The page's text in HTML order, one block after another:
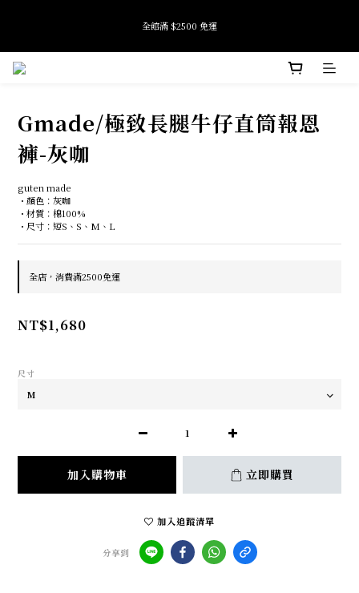
加入會員即享首購禮金 $100元
45
0
28
3
5
3
5
4
7
5
0
8
3
2
全館滿 $2500 免運
Gmade/極致長腿牛仔直筒報恩
褲-灰咖
guten made
・顏色：灰咖
・材質：棉100%
・尺寸：短S、S、M、L
全店，消費滿2500免運
NT$1,680
尺寸
加入購物車 立即購買
加入追蹤清單
分享到